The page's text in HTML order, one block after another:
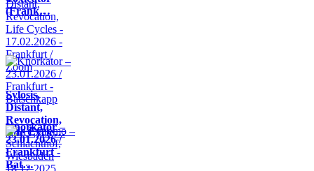
(Frank…
Sylosis,
Distant,
Revocation,
Life Cycle…
Knorkator –
23.01.2026 /
Frankfurt -
Bat…